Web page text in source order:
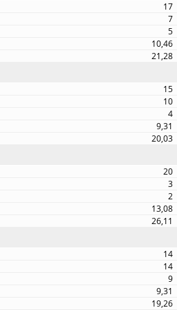
17
7
5
10,46
21,28
15
10
4
9,31
20,03
20
3
2
13,08
26,11
14
14
9
9,31
19,26